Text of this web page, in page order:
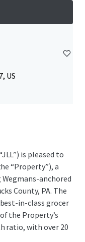
US
is pleased to
“Property”), a
anchored
County, PA. The
in-class grocer
the Property’s
ratio, with over 20